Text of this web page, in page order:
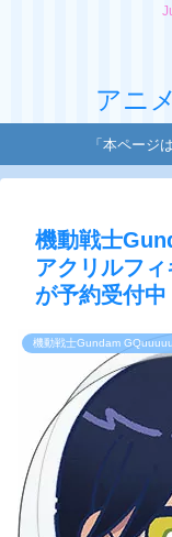
アニ
「本ページ
機動戦士
アクリルフ
が予約受付中
機動戦士Gundam